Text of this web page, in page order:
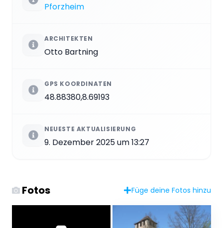
Pforzheim
ARCHITEKTEN
Otto Bartning
GPS KOORDINATEN
48.88380,8.69193
NEUESTE AKTUALISIERUNG
9. Dezember 2025 um 13:27
Fotos Füge deine Fotos hinzu